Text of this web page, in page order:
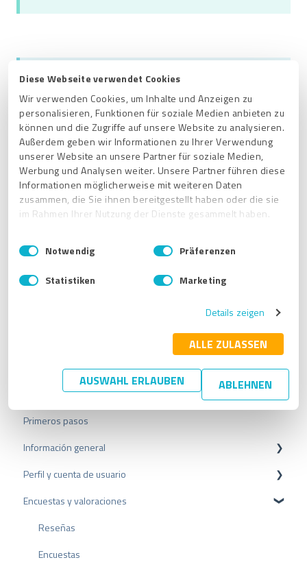
Diese Webseite verwendet Cookies
Wir verwenden Cookies, um Inhalte und Anzeigen zu
personalisieren, Funktionen für soziale Medien anbieten zu
können und die Zugriffe auf unsere Website zu analysieren.
Außerdem geben wir Informationen zu Ihrer Verwendung
unserer Website an unsere Partner für soziale Medien,
Werbung und Analysen weiter. Unsere Partner führen diese
Informationen möglicherweise mit weiteren Daten
zusammen, die Sie ihnen bereitgestellt haben oder die sie
im Rahmen Ihrer Nutzung der Dienste gesammelt haben.
Impressum
Datenschutzbestimmungen
E
i
w
w
h
Notwendig Präferenzen
Statistiken Marketing
Details zeigen
ALLE ZULASSEN
AUSWAHL ERLAUBEN ABLEHNEN
Puede contactar con nuestro equipo de soporte en:
Artículos relacionados
valoraciones de ProvenExpert?
¿Cómo puedo recopilar opiniones y reseñas de clientes con
ProvenExpert?
¿Cómo puedo evitar que los clientes evalúen mi negocio de
¿Cómo puedo agregar el nombre del autor si envió la reseña a
¿Cuándo y cómo puedo reportar una reseña en ProvenExpert?
Primeros pasos
Información general
Protección de datos
Paquetes y precios
API
Perfil y cuenta de usuario
Configuración del perfil
Cuenta de usuario
Facturación
Encuestas y valoraciones
Reseñas
Encuestas